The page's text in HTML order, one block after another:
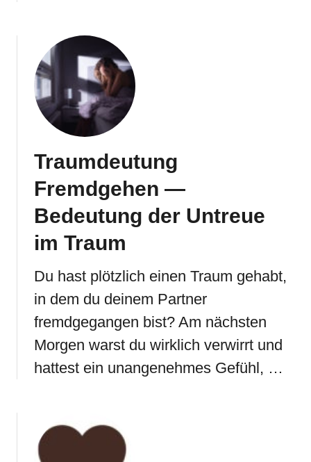
Traumdeutung
Fremdgehen —
Bedeutung der Untreue
im Traum
Du hast plötzlich einen Traum gehabt,
in dem du deinem Partner
fremdgegangen bist? Am nächsten
Morgen warst du wirklich verwirrt und
hattest ein unangenehmes Gefühl, …